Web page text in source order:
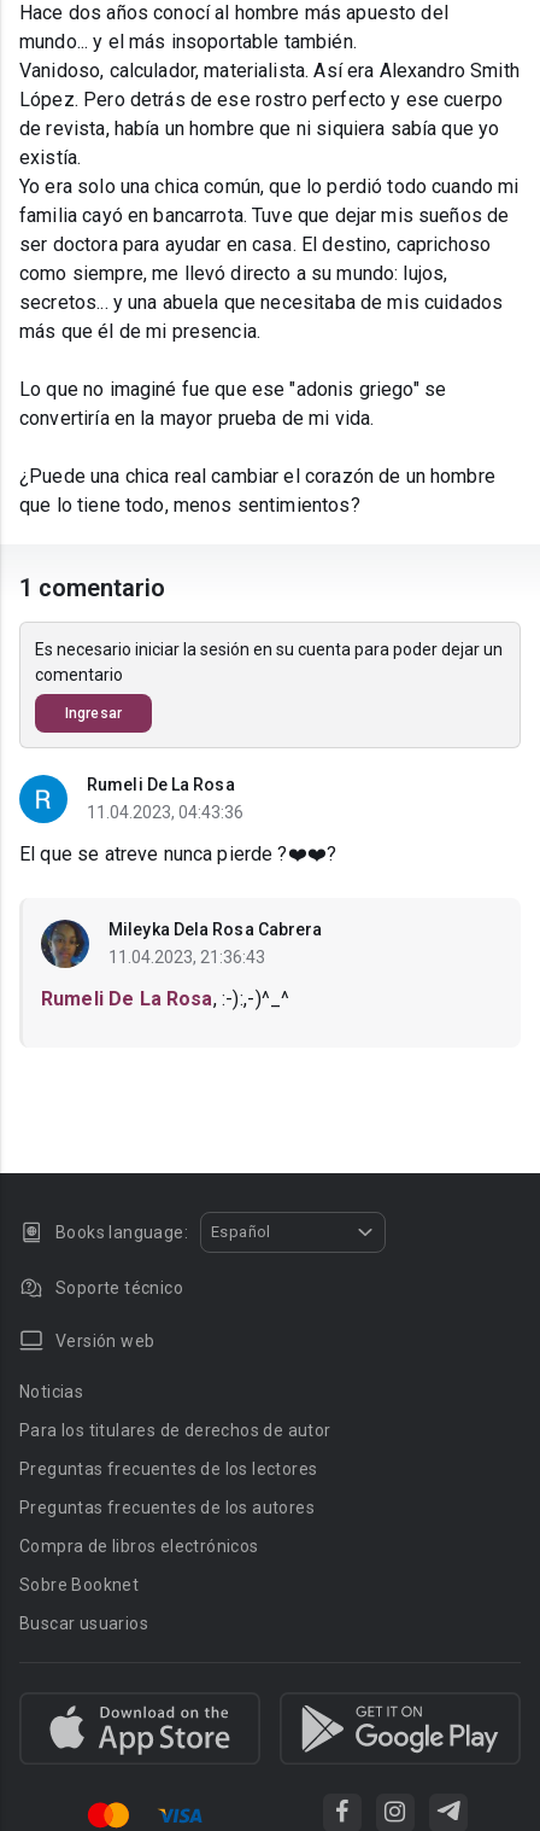
Hace dos años conocí al hombre más apuesto del
mundo... y el más insoportable también.
Vanidoso, calculador, materialista. Así era Alexandro Smith
López. Pero detrás de ese rostro perfecto y ese cuerpo
de revista, había un hombre que ni siquiera sabía que yo
existía.
Yo era solo una chica común, que lo perdió todo cuando mi
familia cayó en bancarrota. Tuve que dejar mis sueños de
ser doctora para ayudar en casa. El destino, caprichoso
como siempre, me llevó directo a su mundo: lujos,
secretos... y una abuela que necesitaba de mis cuidados
más que él de mi presencia.
Lo que no imaginé fue que ese "adonis griego" se
convertiría en la mayor prueba de mi vida.
¿Puede una chica real cambiar el corazón de un hombre
que lo tiene todo, menos sentimientos?
1 comentario
Es necesario iniciar la sesión en su cuenta para poder dejar un
comentario
Ingresar
Rumeli De La Rosa
11.04.2023, 04:43:36
El que se atreve nunca pierde ?❤️❤️?
Mileyka Dela Rosa Cabrera
11.04.2023, 21:36:43
Rumeli De La Rosa, :⁠-⁠):⁠,⁠-⁠)^⁠_⁠^
Books language: Español
Soporte técnico
Versión web
Noticias
Para los titulares de derechos de autor
Preguntas frecuentes de los lectores
Preguntas frecuentes de los autores
Compra de libros electrónicos
Sobre Booknet
Buscar usuarios